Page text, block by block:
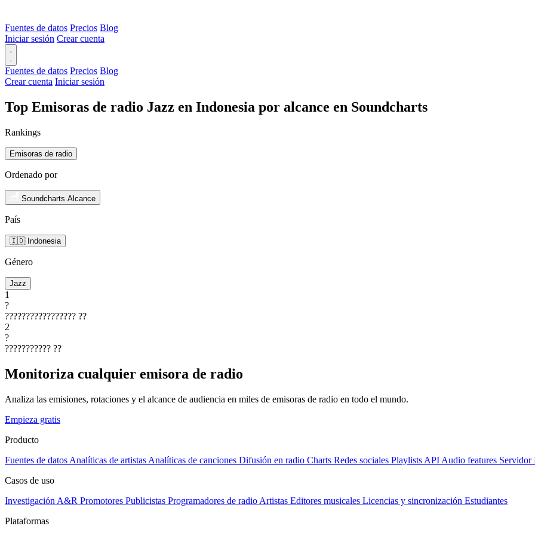
Fuentes de datos Precios Blog
Iniciar sesión Crear cuenta
Fuentes de datos Precios Blog
Crear cuenta Iniciar sesión
Top Emisoras de radio Jazz en Indonesia por alcance en Soundcharts
Rankings
Emisoras de radio
Ordenado por
Soundcharts Alcance
País
🇮🇩 Indonesia
Género
Jazz
1
?
????????????????? ??
2
?
??????????? ??
Monitoriza cualquier emisora de radio
Analiza las emisiones, rotaciones y el alcance de audiencia en miles de emisoras de radio en todo el mundo.
Empieza gratis
Producto
Fuentes de datos Analíticas de artistas Analíticas de canciones Difusión en radio Charts Redes sociales Playlists API Audio features Servidor
Casos de uso
Investigación A&R Promotores Publicistas Programadores de radio Artistas Editores musicales Licencias y sincronización Estudiantes
Plataformas